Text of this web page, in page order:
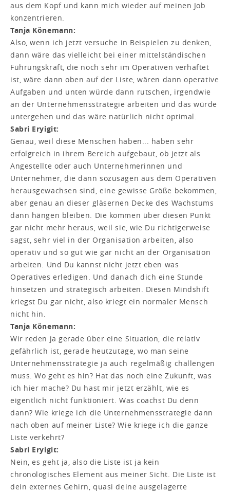
aus dem Kopf und kann mich wieder auf meinen Job
konzentrieren.
Tanja Könemann:
Also, wenn ich jetzt versuche in Beispielen zu denken,
dann wäre das vielleicht bei einer mittelständischen
Führungskraft, die noch sehr im Operativen verhaftet
ist, wäre dann oben auf der Liste, wären dann operative
Aufgaben und unten würde dann rutschen, irgendwie
an der Unternehmensstrategie arbeiten und das würde
untergehen und das wäre natürlich nicht optimal.
Sabri Eryigit:
Genau, weil diese Menschen haben... haben sehr
erfolgreich in ihrem Bereich aufgebaut, ob jetzt als
Angestellte oder auch Unternehmerinnen und
Unternehmer, die dann sozusagen aus dem Operativen
herausgewachsen sind, eine gewisse Größe bekommen,
aber genau an dieser gläsernen Decke des Wachstums
dann hängen bleiben. Die kommen über diesen Punkt
gar nicht mehr heraus, weil sie, wie Du richtigerweise
sagst, sehr viel in der Organisation arbeiten, also
operativ und so gut wie gar nicht an der Organisation
arbeiten. Und Du kannst nicht jetzt eben was
Operatives erledigen. Und danach dich eine Stunde
hinsetzen und strategisch arbeiten. Diesen Mindshift
kriegst Du gar nicht, also kriegt ein normaler Mensch
nicht hin.
Tanja Könemann:
Wir reden ja gerade über eine Situation, die relativ
gefährlich ist, gerade heutzutage, wo man seine
Unternehmensstrategie ja auch regelmäßig challengen
muss. Wo geht es hin? Hat das noch eine Zukunft, was
ich hier mache? Du hast mir jetzt erzählt, wie es
eigentlich nicht funktioniert. Was coachst Du denn
dann? Wie kriege ich die Unternehmensstrategie dann
nach oben auf meiner Liste? Wie kriege ich die ganze
Liste verkehrt?
Sabri Eryigit:
Nein, es geht ja, also die Liste ist ja kein
chronologisches Element aus meiner Sicht. Die Liste ist
dein externes Gehirn, quasi deine ausgelagerte